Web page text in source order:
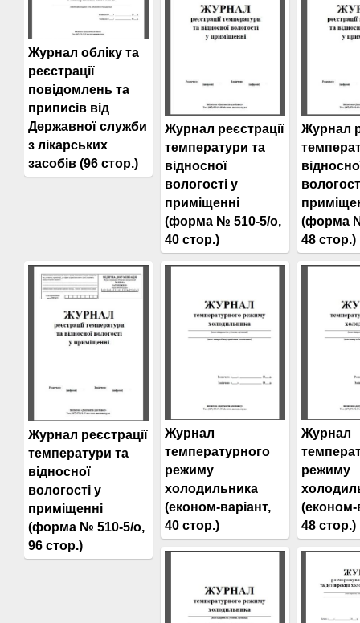
Журнал обліку та
реєстрації
повідомлень та
приписів від
Державної служби
з лікарських
засобів (96 стор.)
Журнал реєстрації
температури та
відносної
вологості у
приміщенні
(форма № 510-5/о,
40 стор.)
Журнал
(форма
48 стор.)
Журнал реєстрації
температури та
відносної
вологості у
приміщенні
(форма № 510-5/о,
96 стор.)
Журнал
температурного
режиму
холодильника
(економ-варіант,
40 стор.)
Журнал
режиму
(економ-
48 стор.)